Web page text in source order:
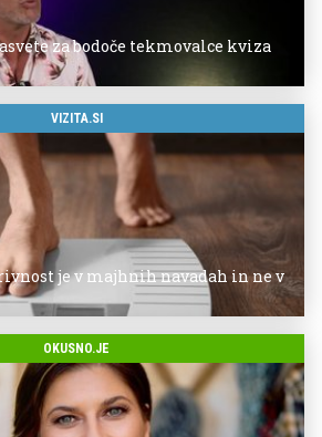
za bodoče tekmovalce kviza
VIZITA.SI
je v majhnih navadah in ne v
OKUSNO.JE